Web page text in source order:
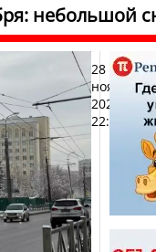
небольшой
28
ноября
2024,
22:00